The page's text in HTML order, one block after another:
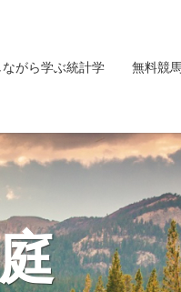
がら学ぶ統計学 無料競